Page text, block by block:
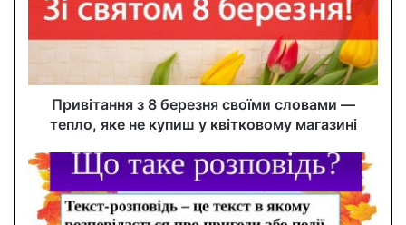
l
d
s
Привітання з 8 березня своїми словами —
тепло, яке не купиш у квітковому магазині